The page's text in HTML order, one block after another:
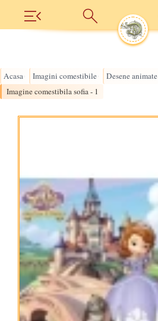
Acasa Imagini comestibile Desene animate
Imagine comestibila sofia - 1